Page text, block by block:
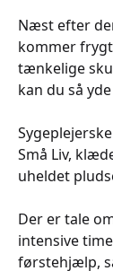
Næst efter
kommer
tænkelige
kan du så
Små Liv,
uheldet
Der er tale
intensive
førstehjælp,